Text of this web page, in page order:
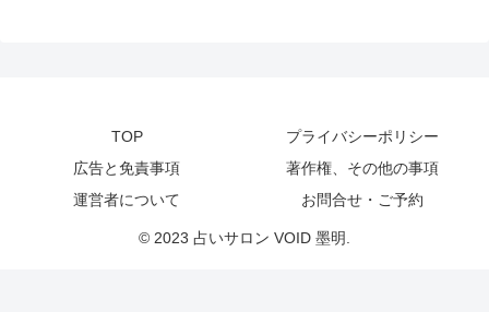
TOP
プライバシーポリシー
広告と免責事項
著作権、その他の事項
運営者について
お問合せ・ご予約
© 2023 占いサロン VOID 墨明.